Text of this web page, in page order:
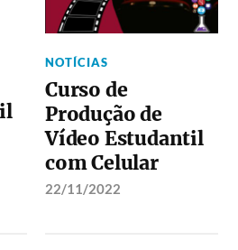
NOTÍCIAS
Curso de
Produção de
Vídeo Estudantil
com Celular
22/11/2022